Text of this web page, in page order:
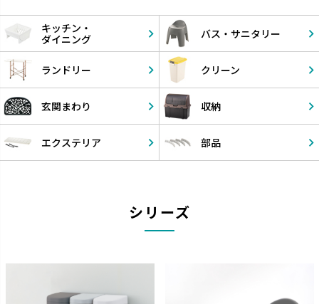
キッチン・
ダイニング
バス・ サニタリー
ランドリー クリーン
玄関まわり 収納
エクステリア 部品
シリーズ